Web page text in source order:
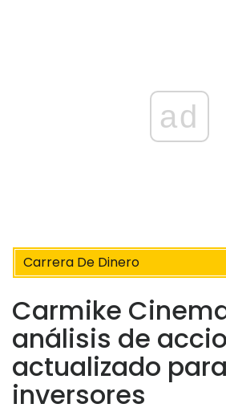
ad
Carrera De Dinero
Carmike
análisis de
actualizado para
inversores